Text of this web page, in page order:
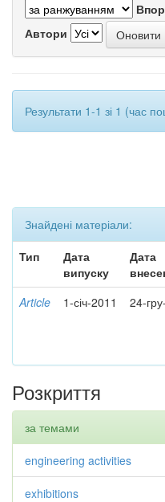
Автори
Результати 1-1 зі 1 (час
Знайдені матеріали:
Тип
Дата
випуску
Дата
Article 1-січ-2011 24-
Розкриття
за темами
engineering activities
exhibitions